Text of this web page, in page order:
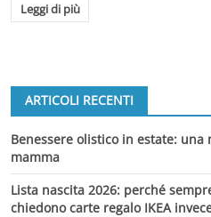
Leggi di più
ARTICOLI RECENTI
Benessere olistico in estate:
mamma
Lista nascita 2026: perché
chiedono carte regalo IKEA